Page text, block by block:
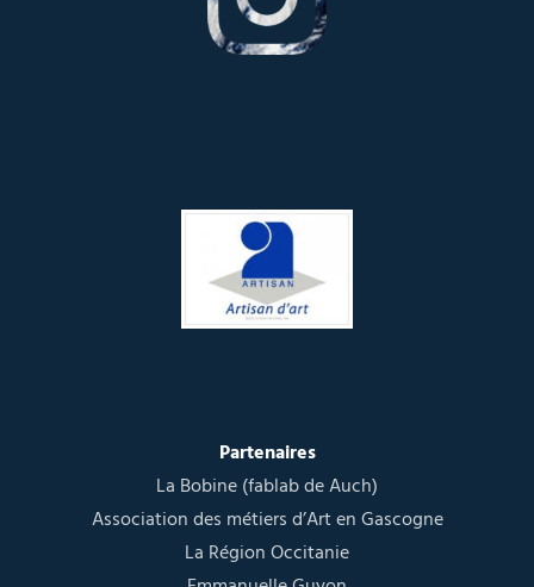
Partenaires
La Bobine (fablab de Auch)
Association des métiers d’Art en Gascogne
La Région Occitanie